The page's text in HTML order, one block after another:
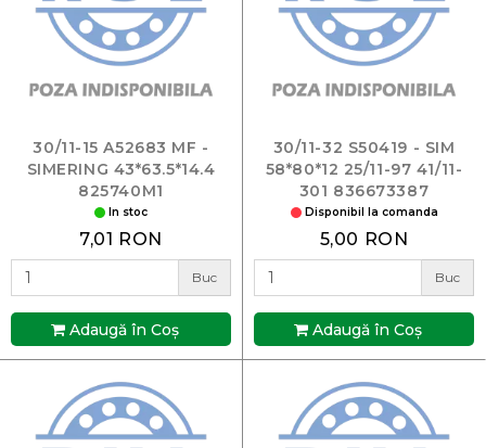
30/11-15 A52683 MF -
SIMERING 43*63.5*14.4
825740M1
In stoc
7,01 RON
Buc
Adaugă în Coş
30/11-32 S50419 - SIM
58*80*12 25/11-97 41/11-
301 836673387
Disponibil la comanda
5,00 RON
Buc
Adaugă în Coş